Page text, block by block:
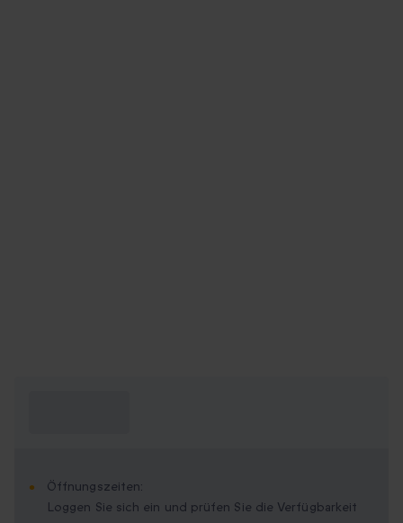
Öffnungszeiten:
Loggen Sie sich ein und prüfen Sie die Verfügbarkeit